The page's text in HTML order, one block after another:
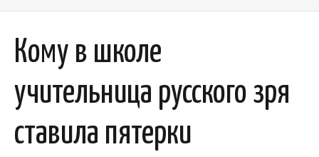
Кому в школе
учительница русского зря
ставила пятерки